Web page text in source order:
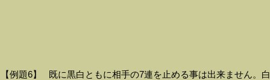
【例題6】 既に黒白ともに相手の7連を止める事は出来ません。